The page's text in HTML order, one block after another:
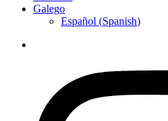
Galego
Español (Spanish)